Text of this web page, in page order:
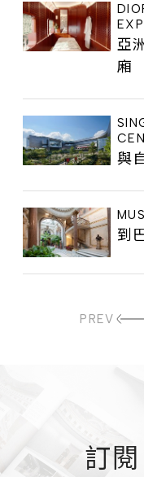
亞
廂
與
到
PREV
訂